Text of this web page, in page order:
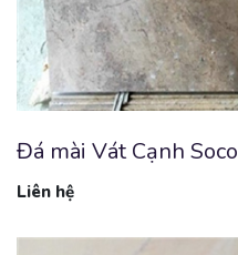
Đá mài Vát Cạnh
Liên hệ